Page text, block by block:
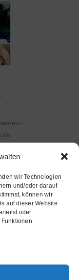
wir Technologien
und/oder darauf
können wir
auf dieser Website
oder